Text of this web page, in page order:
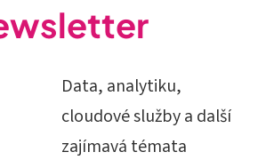
Data, analytiku,
cloudové služby a další
zajímavá témata